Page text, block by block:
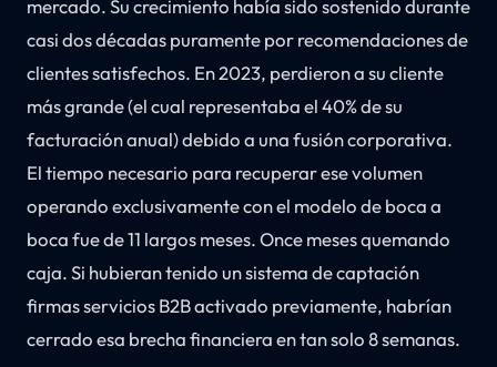
mercado. Su crecimiento había sido sostenido durante
casi dos décadas puramente por recomendaciones de
clientes satisfechos. En 2023, perdieron a su cliente
más grande (el cual representaba el 40% de su
facturación anual) debido a una fusión corporativa.
El tiempo necesario para recuperar ese volumen
operando exclusivamente con el modelo de boca a
boca fue de 11 largos meses. Once meses quemando
caja. Si hubieran tenido un sistema de captación
firmas servicios B2B activado previamente, habrían
cerrado esa brecha financiera en tan solo 8 semanas.